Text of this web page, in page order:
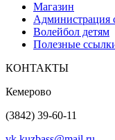
Магазин
Администрация
Волейбол детям
Полезные
КОНТАКТЫ
Кемерово
(3842) 39-60-11